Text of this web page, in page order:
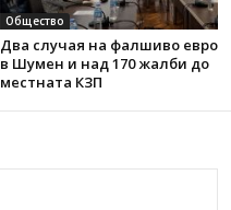
Общество
Два случая на фалшиво евро
в Шумен и над 170 жалби до
местната КЗП